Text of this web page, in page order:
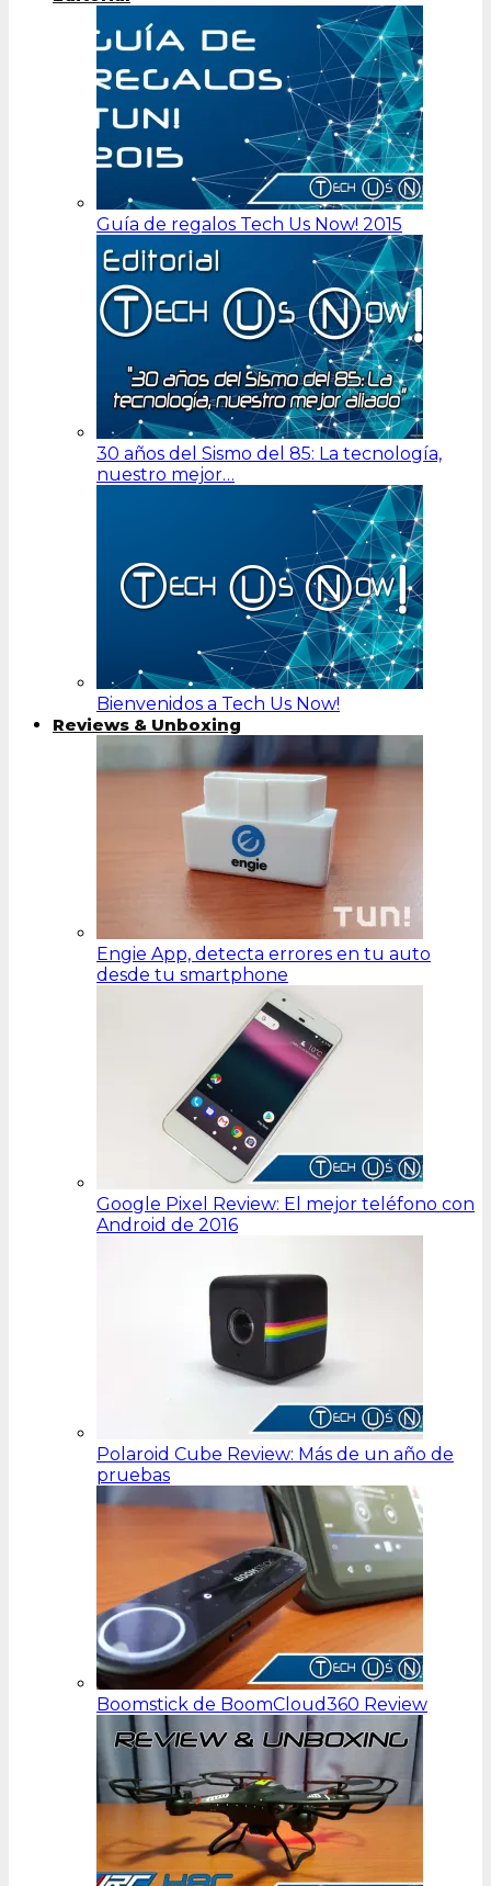
Guía de regalos Tech Us Now! 2015
30 años del Sismo del 85: La tecnología,
nuestro mejor…
Bienvenidos a Tech Us Now!
Reviews & Unboxing
Engie App, detecta errores en tu auto
desde tu smartphone
Google Pixel Review: El mejor teléfono con
Android de 2016
Polaroid Cube Review: Más de un año de
pruebas
Boomstick de BoomCloud360 Review